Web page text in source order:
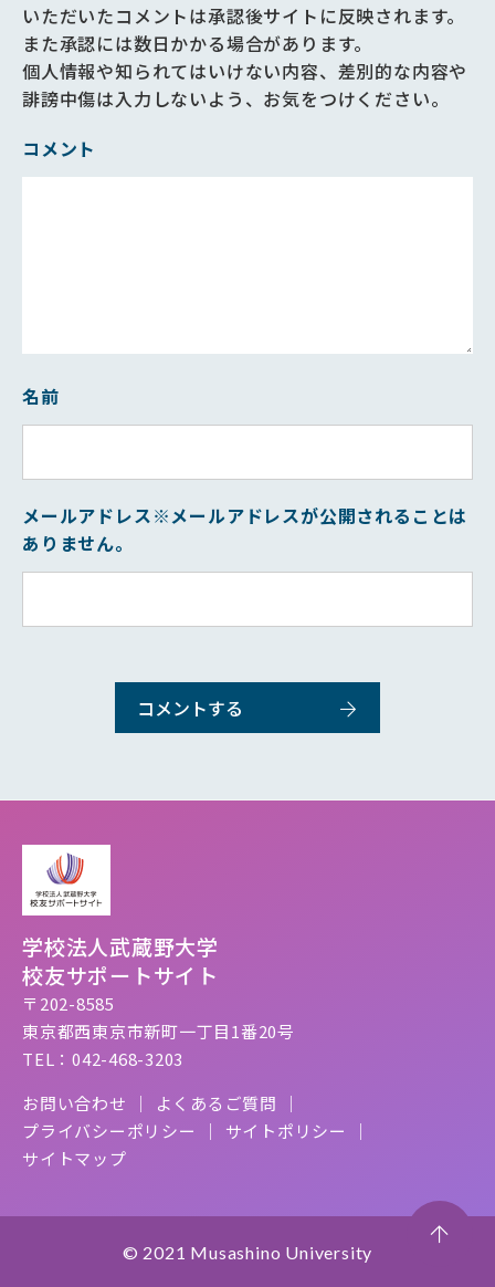
いただいたコメントは承認後サイトに反映されます。
また承認には数日かかる場合があります。
個人情報や知られてはいけない内容、差別的な内容や
誹謗中傷は入力しないよう、お気をつけください。
コメント
名前
メールアドレス※メールアドレスが公開されることは
ありません。
学校法人武蔵野大学
校友サポートサイト
〒202-8585
東京都西東京市新町一丁目1番20号
TEL：042-468-3203
お問い合わせ
よくあるご質問
プライバシーポリシー
サイトポリシー
サイトマップ
© 2021 Musashino University